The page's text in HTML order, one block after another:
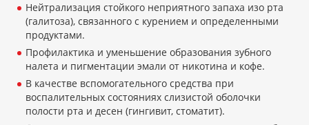
Нейтрализация стойкого неприятного запаха изо рта
(галитоза), связанного с курением и определенными
продуктами.
Профилактика и уменьшение образования зубного
налета и пигментации эмали от никотина и кофе.
В качестве вспомогательного средства при
воспалительных состояниях слизистой оболочки
полости рта и десен (гингивит, стоматит).